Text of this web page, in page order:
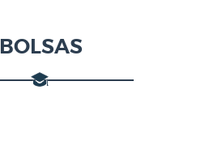
BOLSAS